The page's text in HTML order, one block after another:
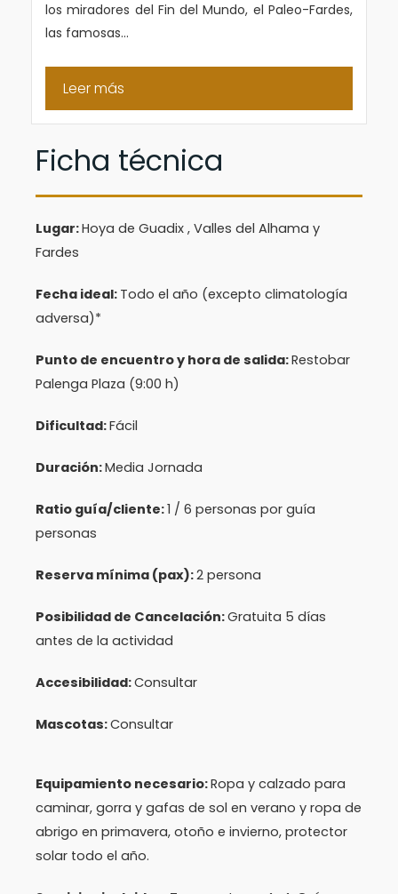
los miradores del Fin del Mundo, el Paleo-Fardes,
las famosas...
Leer más
Ficha técnica
Lugar:Hoya de Guadix , Valles del Alhama y
Fardes
Fecha ideal: Todo el año (excepto climatología
adversa)*
Punto de encuentro y hora de salida:Restobar
Palenga Plaza (9:00 h)
Dificultad:Fácil
Duración:Media Jornada
Ratio guía/cliente:1 / 6 personas por guía
personas
Reserva mínima (pax):2 persona
Posibilidad de Cancelación:Gratuita 5 días
antes de la actividad
Accesibilidad:Consultar
Mascotas:Consultar
Equipamiento necesario:Ropa y calzado para
caminar, gorra y gafas de sol en verano y ropa de
abrigo en primavera, otoño e invierno, protector
solar todo el año.